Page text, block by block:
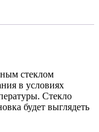
стеклом
в условиях
Стекло
будет выглядеть